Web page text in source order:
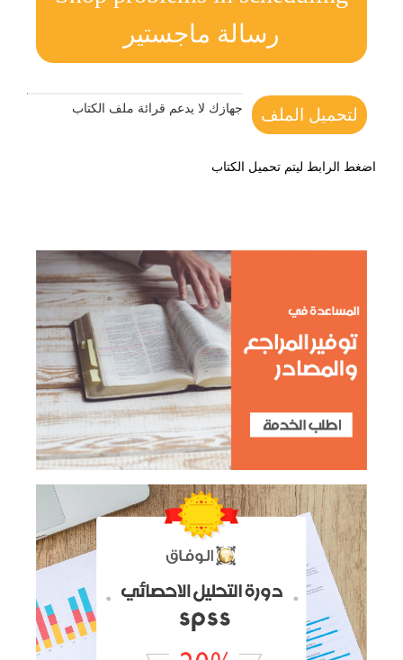
رسالة ماجستير
لتحميل الملف جهازك لا يدعم قرائة ملف الكتاب
اضغط الرابط ليتم تحميل الكتاب